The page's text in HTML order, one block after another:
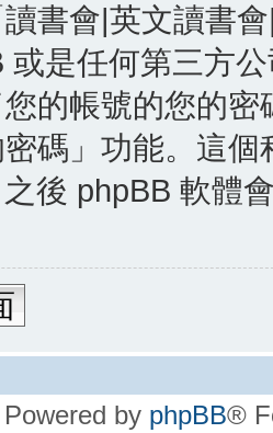
書會|英文讀書
或是任何第三方
的帳號的您的
碼」功能。這
後 phpBB 軟體
Powered by phpBB®